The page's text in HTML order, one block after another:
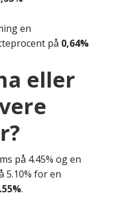
en
på 0,64%
eller
på 4.45% og en
5.10% for en
.